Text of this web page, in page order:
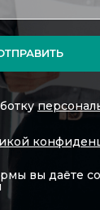
вы даёте